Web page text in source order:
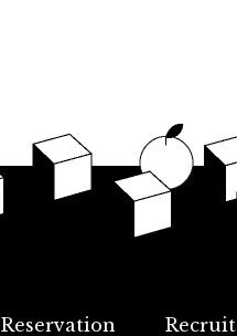
Reservation Recruit